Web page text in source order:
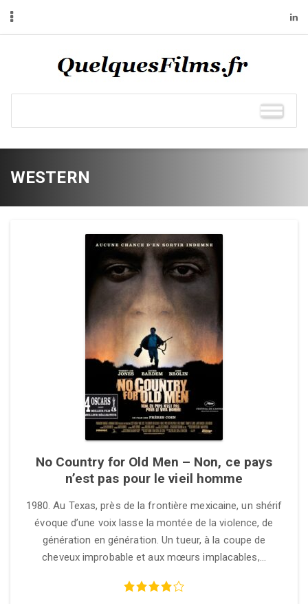
WESTERN
No Country for Old Men – Non, ce pays
n’est pas pour le vieil homme
1980. Au Texas, près de la frontière mexicaine, un shérif
évoque d’une voix lasse la montée de la violence, de
génération en génération. Un tueur, à la coupe de
cheveux improbable et aux mœurs implacables,…